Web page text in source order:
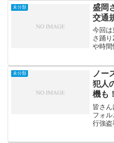
てい
超え
未分類
盛岡
交通
今回は
さ踊
や時間
んさ
まり
未分類
ノー
犯人
機も！
皆さ
フォ
行強盗